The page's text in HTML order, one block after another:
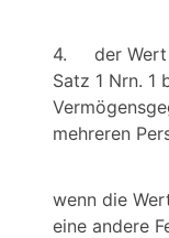
4. der Wert
Satz 1 Nrn. 1
mehreren
wenn die
eine andere